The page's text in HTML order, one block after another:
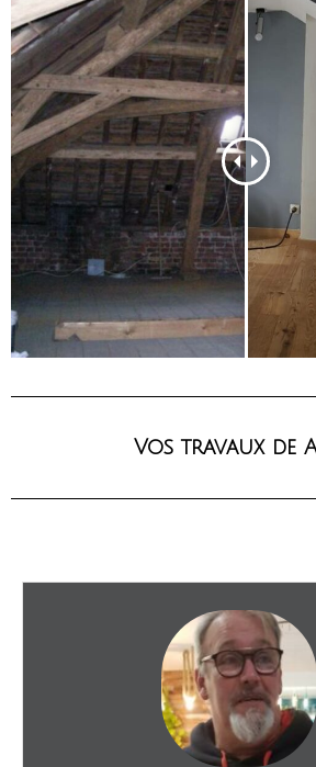
Vos travaux de